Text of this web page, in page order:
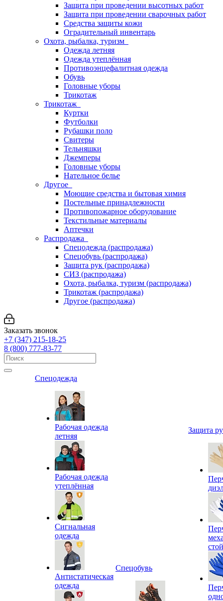
Защита при проведении высотных работ
Защита при проведении сварочных работ
Средства защиты кожи
Оградительный инвентарь
Охота, рыбалка, туризм
Одежда летняя
Одежда утеплённая
Противоэнцефалитная одежда
Обувь
Головные уборы
Трикотаж
Трикотаж
Куртки
Футболки
Рубашки поло
Свитеры
Тельняшки
Джемперы
Головные уборы
Нательное белье
Другое
Моющие средства и бытовая химия
Постельные принадлежности
Противопожарное оборудование
Текстильные материалы
Аптечки
Распродажа
Спецодежда (распродажа)
Спецобувь (распродажа)
Защита рук (распродажа)
СИЗ (распродажа)
Охота, рыбалка, туризм (распродажа)
Трикотаж (распродажа)
Другое (распродажа)
Заказать звонок
+7 (347) 215-18-25
8 (800) 777-83-77
Спецодежда
Рабочая одежда
летняя
Рабочая одежда
утеплённая
Сигнальная
одежда
Антистатическая
одежда
Спецобувь
Защита